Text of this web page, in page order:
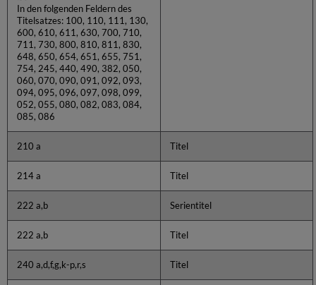
In den folgenden Feldern des
Titelsatzes: 100, 110, 111, 130,
600, 610, 611, 630, 700, 710,
711, 730, 800, 810, 811, 830,
648, 650, 654, 651, 655, 751,
754, 245, 440, 490, 382, 050,
060, 070, 090, 091, 092, 093,
094, 095, 096, 097, 098, 099,
052, 055, 080, 082, 083, 084,
085, 086
210 a Titel
214 a Titel
222 a,b Serientitel
222 a,b Titel
240 a,d,f,g,k-p,r,s Titel